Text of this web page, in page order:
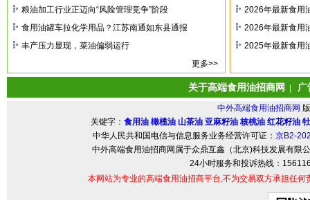
粮油加工行业正迈向“风险管理竞争”阶段
食用油罐车拉化学用品？江苏南通如东县通报
丰产压力显现，菜油偏弱运行
更多>>
2026年最新食用
2026年最新食用
2025年最新食用
关于高端食用油招商网 广
中外高端食用油招商网
关键字： 食用油 橄榄油 山茶油 亚麻籽油 核桃油 红花籽油
中华人民共和国电信与信息服务业务经营许可证： 京B2-
中外高端食用油招商网属于众鼎互鑫（北京)科技发展有限
24小时服务和投诉热线：
本网站为专业的高端食用油招商平台,不为交易双方承担任